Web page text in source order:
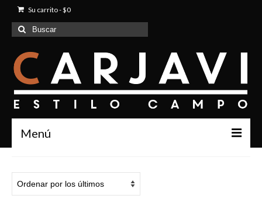
Su carrito-$0
Buscar
por:
Menú
Quienes Somos